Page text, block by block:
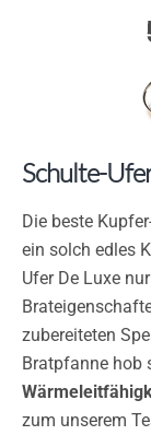
Schulte-
Die beste
ein solch edles
Ufer De Luxe
zubereiteten
Bratpfanne hob
zum unserem